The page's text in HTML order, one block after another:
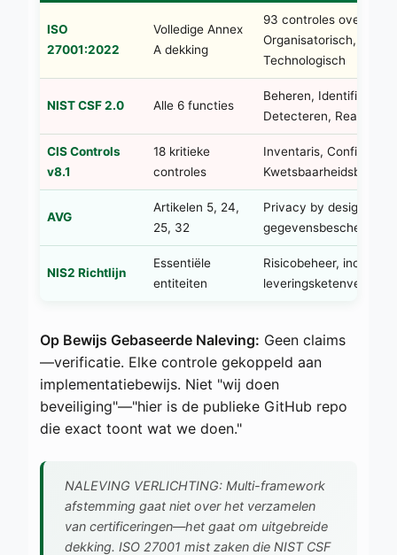
ISO
27001:2022
Volledige Annex
A dekking
93 controles over 4
Organisatorisch,
Technologisch
NIST CSF 2.0 Alle 6 functies
Beheren,
Detecteren, Reageren,
CIS Controls
v8.1
18 kritieke
controles
Inventaris,
Kwetsbaarheidsbeheer
AVG
Artikelen 5, 24,
25, 32
Privacy by design,
NIS2 Richtlijn
Essentiële
entiteiten
Risicobeheer, incident
Op Bewijs Gebaseerde Naleving: Geen claims
—verificatie. Elke controle gekoppeld aan
implementatiebewijs. Niet "wij doen
beveiliging"—"hier is de publieke GitHub repo
die exact toont wat we doen."
NALEVING VERLICHTING: Multi-framework
afstemming gaat niet over het verzamelen
van certificeringen—het gaat om uitgebreide
dekking. ISO 27001 mist zaken die NIST CSF